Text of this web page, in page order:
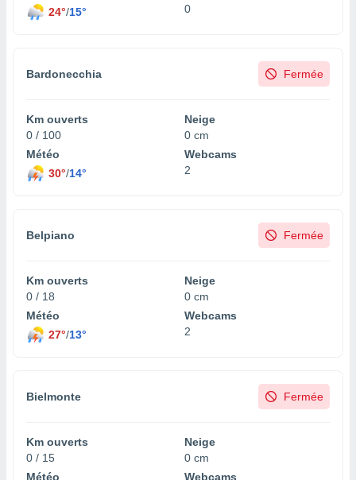
et du
études
24°/15°
0
Bardonecchia Fermée
Km ouverts
0 / 100
Neige
0 cm
Météo
30°/14°
Webcams
2
Belpiano Fermée
Km ouverts
0 / 18
Neige
0 cm
Météo
27°/13°
Webcams
2
Bielmonte Fermée
Km ouverts
0 / 15
Neige
0 cm
Météo
Webcams